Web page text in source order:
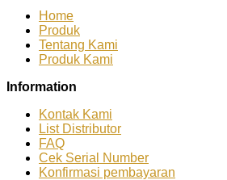
Home
Produk
Tentang Kami
Produk Kami
Information
Kontak Kami
List Distributor
FAQ
Cek Serial Number
Konfirmasi pembayaran